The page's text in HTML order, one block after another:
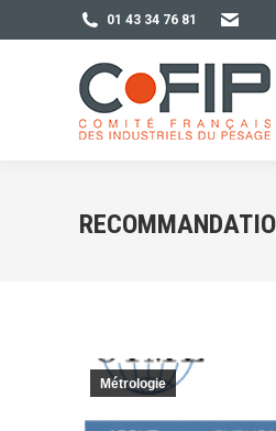
01 43 34 76 81
Métrologie